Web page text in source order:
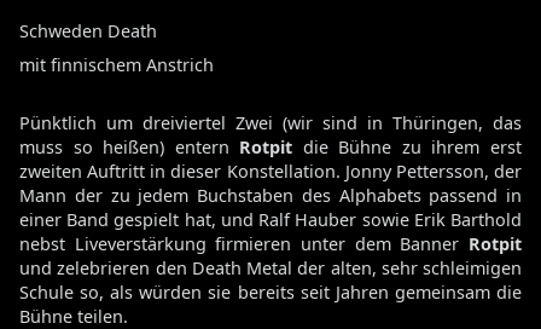
Schweden Death
mit finnischem Anstrich
Pünktlich um dreiviertel Zwei (wir sind in Thüringen, das
muss so heißen) entern Rotpit die Bühne zu ihrem erst
zweiten Auftritt in dieser Konstellation. Jonny Pettersson, der
Mann der zu jedem Buchstaben des Alphabets passend in
einer Band gespielt hat, und Ralf Hauber sowie Erik Barthold
nebst Liveverstärkung firmieren unter dem Banner Rotpit
und zelebrieren den Death Metal der alten, sehr schleimigen
Schule so, als würden sie bereits seit Jahren gemeinsam die
Bühne teilen.